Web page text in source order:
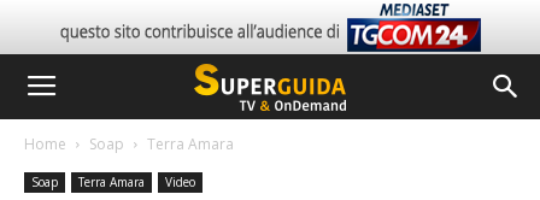
Home Soap Terra Amara
Soap Terra Amara Video